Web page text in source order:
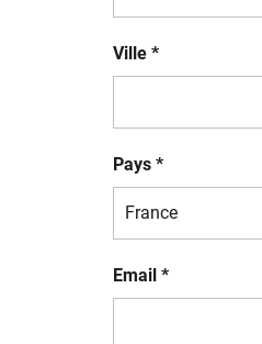
Ville *
Pays *
Email *